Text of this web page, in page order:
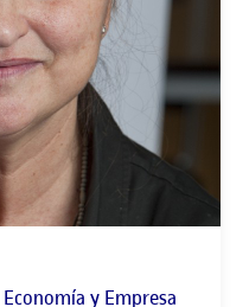
y Empresa